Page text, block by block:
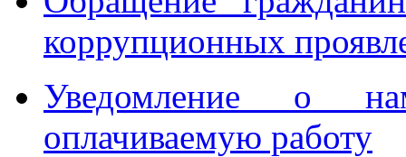
коррупционных
Уведомление о
оплачиваемую работу